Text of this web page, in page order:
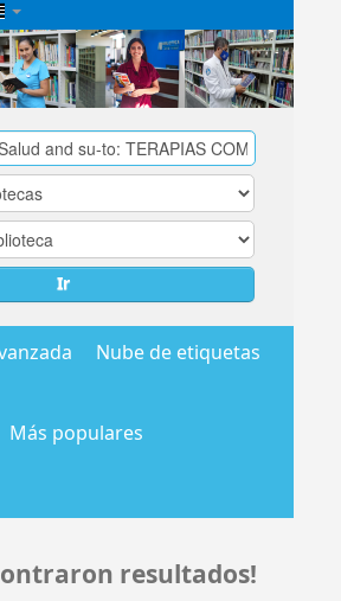
Ir
Nube de etiquetas
Más populares
resultados!